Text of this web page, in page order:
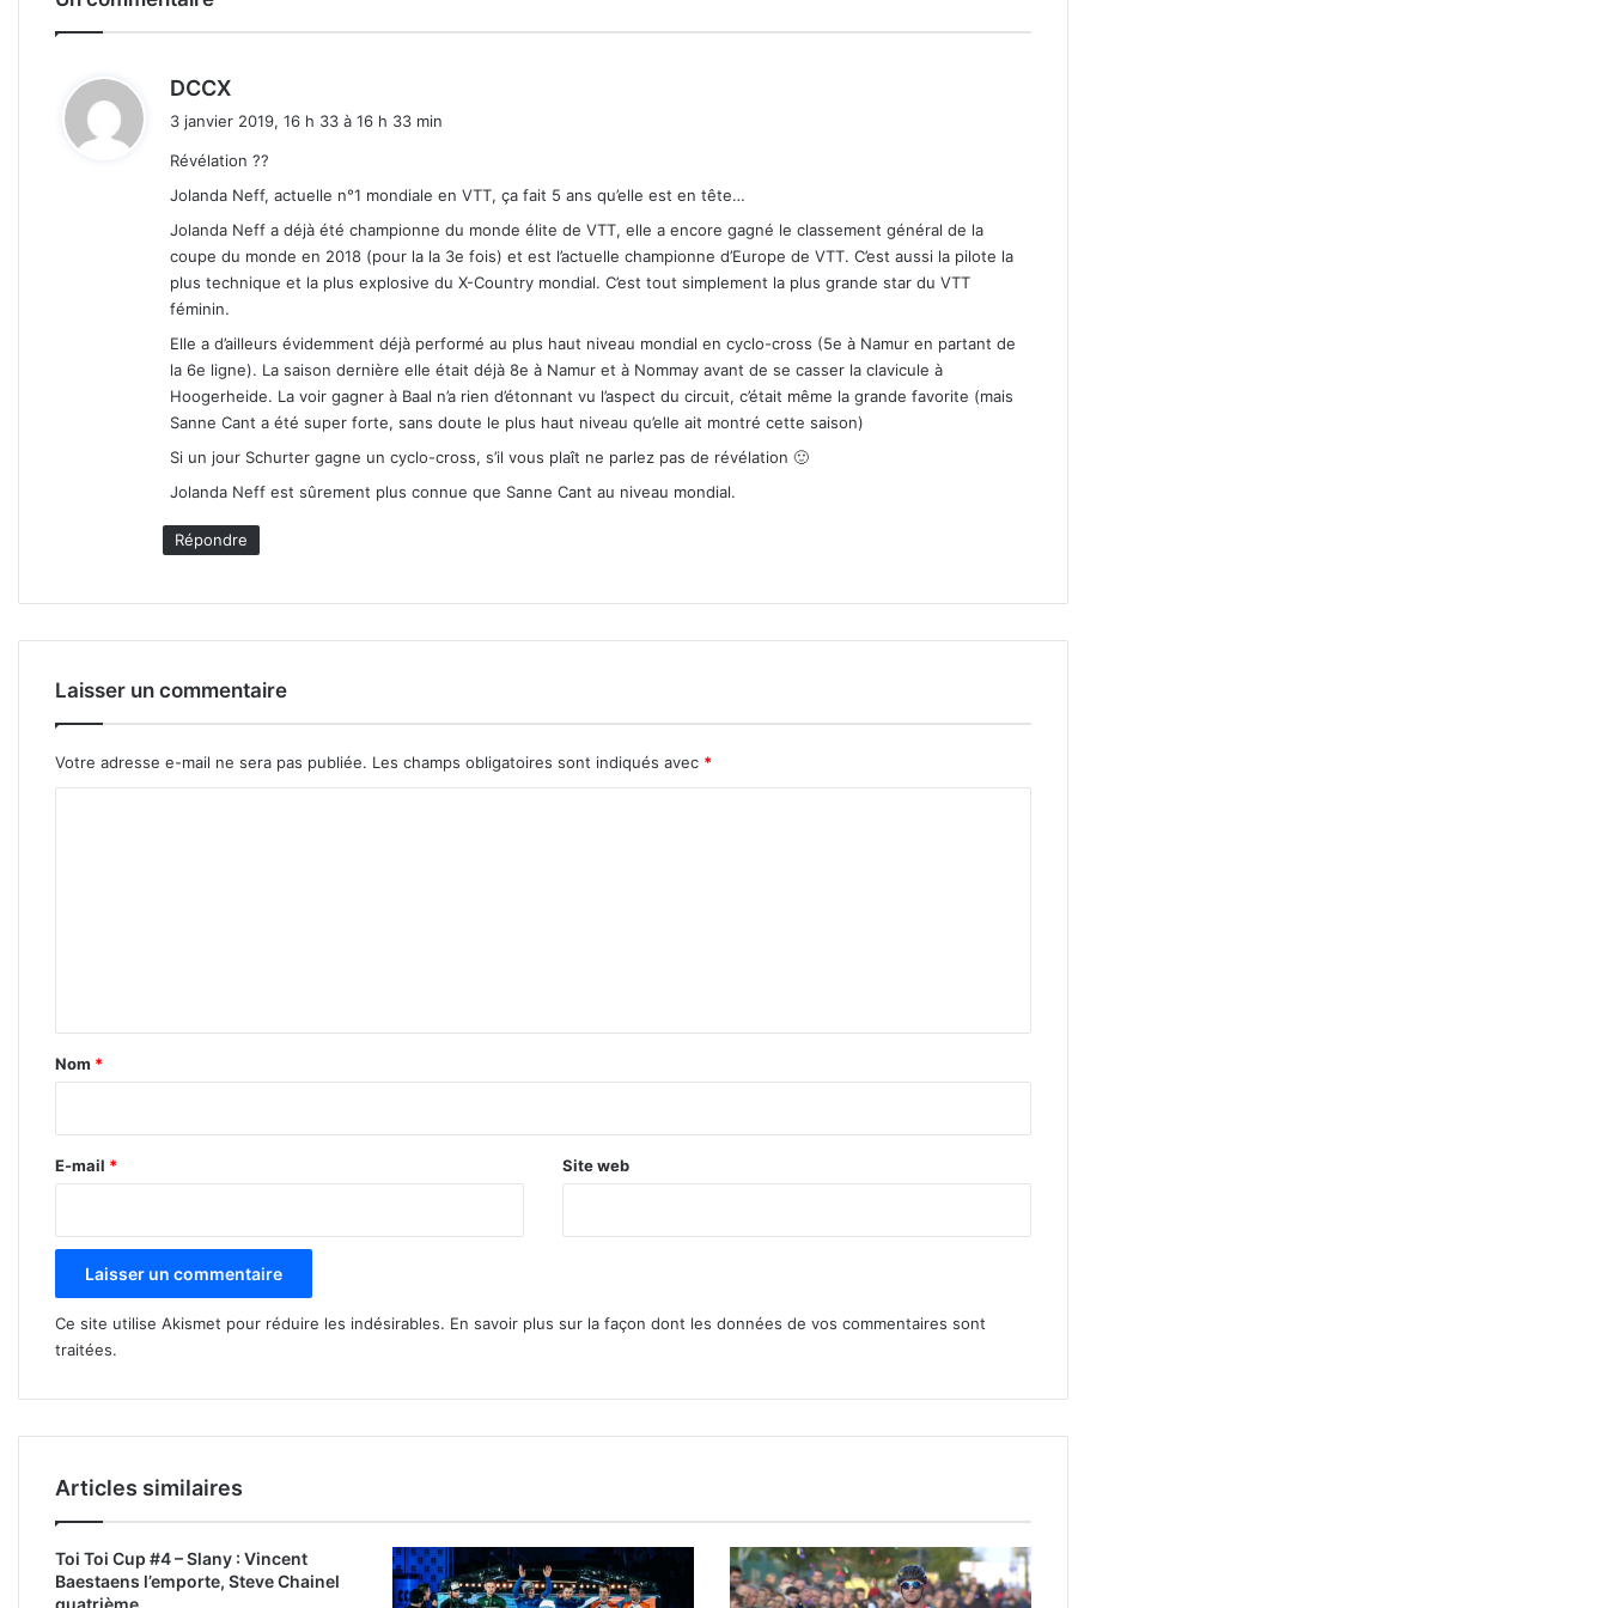
DCCX
:
3 janvier 2019, 16 h 33 à 16 h 33 min
Révélation ??
Jolanda Neff, actuelle n°1 mondiale en VTT, ça fait 5 ans qu’elle est en tête…
Jolanda Neff a déjà été championne du monde élite de VTT, elle a encore gagné le classement général de la
coupe du monde en 2018 (pour la la 3e fois) et est l’actuelle championne d’Europe de VTT. C’est aussi la pilote la
plus technique et la plus explosive du X-Country mondial. C’est tout simplement la plus grande star du VTT
féminin.
Elle a d’ailleurs évidemment déjà performé au plus haut niveau mondial en cyclo-cross (5e à Namur en partant de
la 6e ligne). La saison dernière elle était déjà 8e à Namur et à Nommay avant de se casser la clavicule à
Hoogerheide. La voir gagner à Baal n’a rien d’étonnant vu l’aspect du circuit, c’était même la grande favorite (mais
Sanne Cant a été super forte, sans doute le plus haut niveau qu’elle ait montré cette saison)
Si un jour Schurter gagne un cyclo-cross, s’il vous plaît ne parlez pas de révélation 🙂
Jolanda Neff est sûrement plus connue que Sanne Cant au niveau mondial.
Répondre
Laisser un commentaire
Votre adresse e-mail ne sera pas publiée. Les champs obligatoires sont indiqués avec *
a
e
Nom *
E-mail * Site web
Ce site utilise Akismet pour réduire les indésirables. En savoir plus sur la façon dont les données de vos commentaires sont
traitées.
Articles similaires
Toi Toi Cup #4 – Slany : Vincent
Baestaens l’emporte, Steve Chainel
quatrième